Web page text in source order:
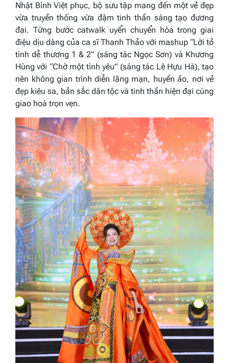
Nhật Bình Việt phục, bộ sưu tập mang đến một vẻ đẹp
vừa truyền thống vừa đậm tinh thần sáng tạo đương
đại. Từng bước catwalk uyển chuyển hòa trong giai
điệu dịu dàng của ca sĩ Thanh Thảo với mashup “Lời tỏ
tình dễ thương 1 & 2” (sáng tác Ngọc Sơn) và Khương
Hùng với “Chờ một tình yêu” (sáng tác Lê Hựu Hà), tạo
nên không gian trình diễn lãng mạn, huyền ảo, nơi vẻ
đẹp kiêu sa, bản sắc dân tộc và tinh thần hiện đại cùng
giao hoà trọn vẹn.